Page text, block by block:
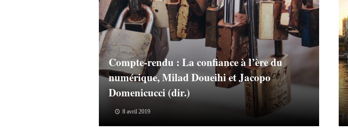
Compte-rendu : La confiance à l’ère du
numérique, Milad Doueihi et Jacopo
Domenicucci (dir.)
8 avril 2019